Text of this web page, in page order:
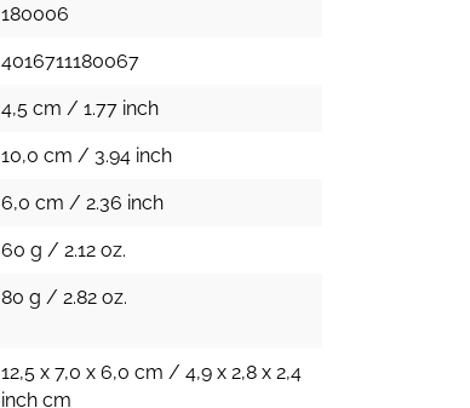
180006
4016711180067
4,5 cm / 1.77 inch
10,0 cm / 3.94 inch
6,0 cm / 2.36 inch
60 g / 2.12 oz.
80 g / 2.82 oz.
12,5 x 7,0 x 6,0 cm / 4,9 x 2,8 x 2,4
inch cm